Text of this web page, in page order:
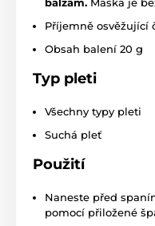
Příjemně osvěžující
Obsah balení 20 g
Typ pleti
Všechny typy pleti
Suchá pleť
Použití
Naneste před
pomocí přiložené